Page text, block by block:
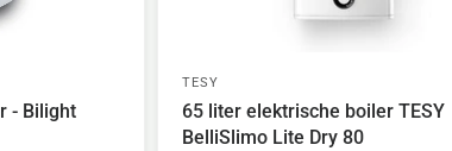
- Bilight
TESY
65 liter elektrische boiler TESY
BelliSlimo Lite Dry 80